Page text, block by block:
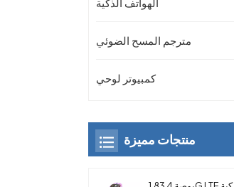
مترجم المسح الضوئي
كمبيوتر لوحي
منتجات مميزة